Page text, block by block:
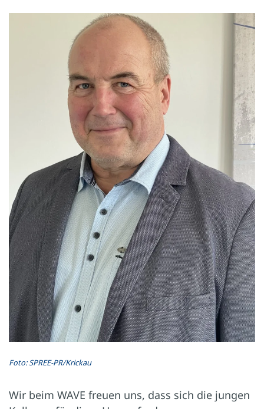
Foto: SPREE-PR/Krickau
Wir beim WAVE freuen uns, dass sich die jungen